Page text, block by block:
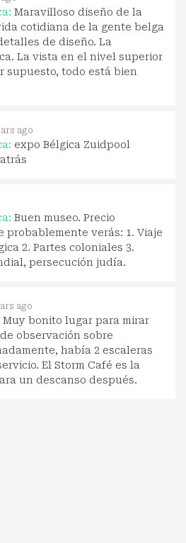
Maravilloso diseño de la
cotidiana de la gente belga
de diseño. La
La vista en el nivel superior
supuesto, todo está bien
ago
expo Bélgica Zuidpool
Buen museo. Precio
probablemente verás: 1. Viaje
2. Partes coloniales 3.
persecución judía.
ago
Muy bonito lugar para mirar
observación sobre
había 2 escaleras
El Storm Café es la
un descanso después.